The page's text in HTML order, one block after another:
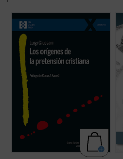
En este libro lúcido y provocador, Luigi
Giussani se adentra en la cuestión decisiva
del cristianismo: su pretensión única e
irreductible.Los orígenes de la pretensión
cristiana
no es un tratado teológico, sino
una propuesta ... (ver ficha)